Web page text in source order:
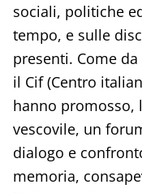
sociali, politiche
tempo, e sulle
presenti. Come
il Cif (Centro
hanno promosso,
vescovile, un
dialogo e
memoria,